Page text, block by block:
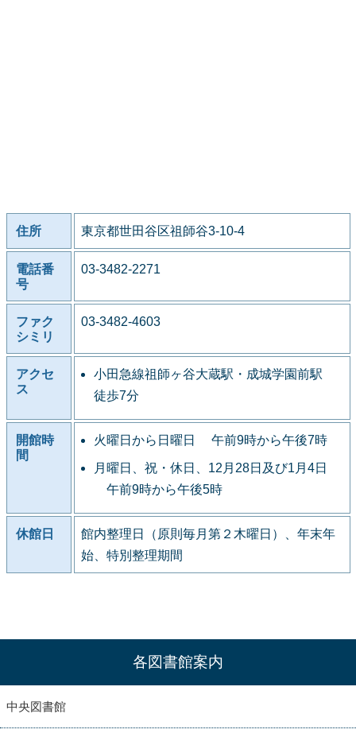
住所 東京都世田谷区祖師谷3-10-4
電話番
号
03-3482-2271
ファク
シミリ
03-3482-4603
アクセ
ス
小田急線祖師ヶ谷大蔵駅・成城学園前駅
徒歩7分
開館時
間
火曜日から日曜日 午前9時から午後7時
月曜日、祝・休日、12月28日及び1月4日
午前9時から午後5時
休館日
館内整理日（原則毎月第２木曜日）、年末年
始、特別整理期間
各図書館案内
中央図書館